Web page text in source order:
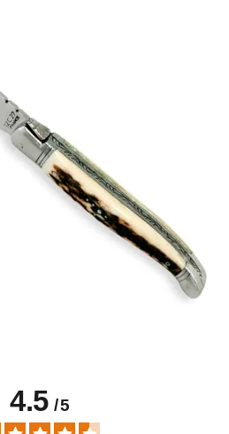
4.5/5